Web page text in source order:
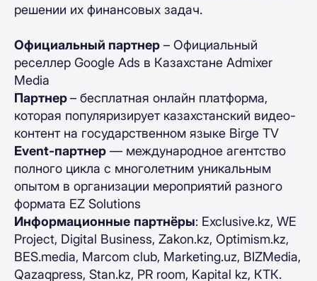
решении их финансовых задач.
Официальный партнер – Официальный
реселлер Google Ads в Казахстане Admixer
Media
Партнер– бесплатная онлайн платформа,
которая популяризирует казахстанский видео-
контент на государственном языке Birge TV
Event-партнер — международное агентство
полного цикла с многолетним уникальным
опытом в организации мероприятий разного
формата EZ Solutions
Информационные партнёры: Exclusive.kz, WE
Project, Digital Business, Zakon.kz, Optimism.kz,
BES.media, Marcom club, Marketing.uz, BIZMedia,
Qazaqpress, Stan.kz, PR room, Kapital kz, КТК.